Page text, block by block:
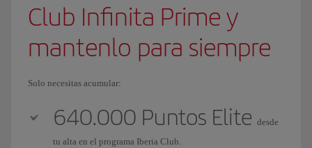
Club Infinita Prime y
mantenlo para siempre
Solo necesitas acumular:
640.000 Puntos Elite desde
tu alta en el programa Iberia Club.